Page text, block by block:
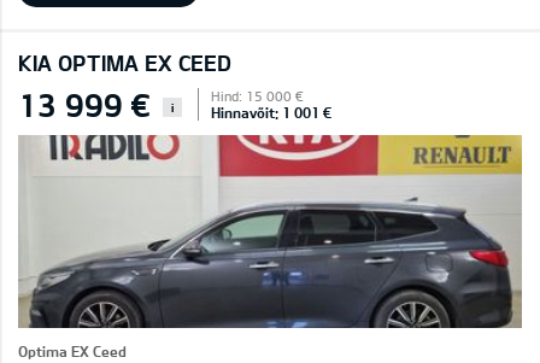
KIA OPTIMA EX CEED
13 999 € i
Hind: 15 000 €
Hinnavõit: 1 001 €
Optima EX Ceed